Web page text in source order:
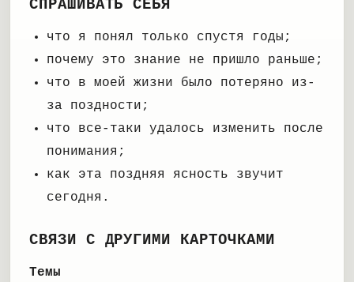
СПРАШИВАТЬ СЕБЯ
что я понял только спустя годы;
почему это знание не пришло раньше;
что в моей жизни было потеряно из-
за поздности;
что все-таки удалось изменить после
понимания;
как эта поздняя ясность звучит
сегодня.
СВЯЗИ С ДРУГИМИ КАРТОЧКАМИ
Темы